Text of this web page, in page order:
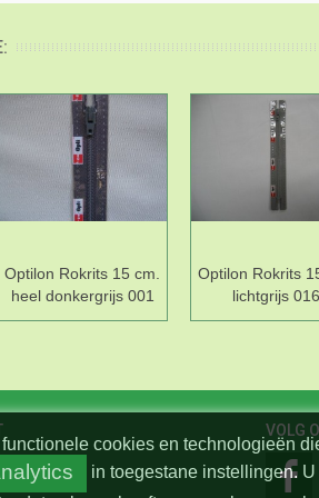
Optilon Rokrits 15 cm.
heel donkergrijs 001
Optilon Rokrits
lichtgrijs 016
VOLG
cookies en technologieën
in toegestane instellingen.